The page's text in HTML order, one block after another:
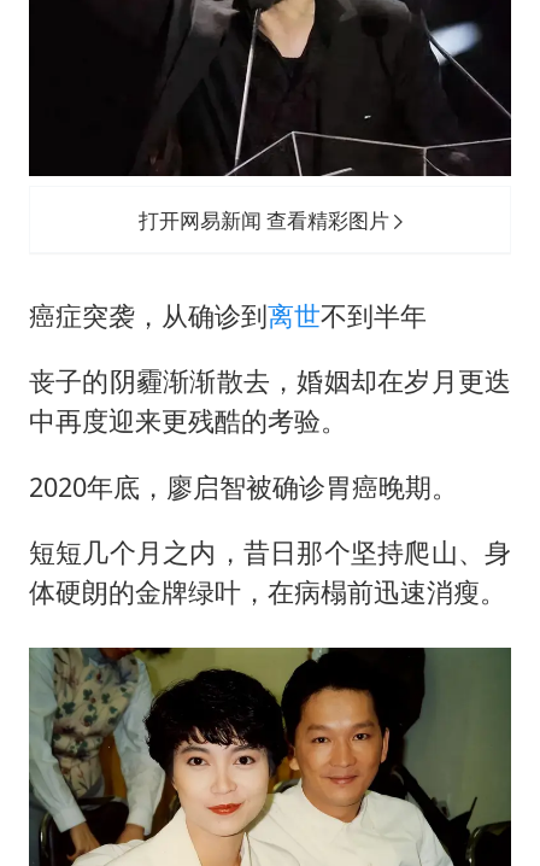
打开网易新闻 查看精彩图片
癌症突袭，从确诊到离世不到半年
丧子的阴霾渐渐散去，婚姻却在岁月更迭
中再度迎来更残酷的考验。
2020年底，廖启智被确诊胃癌晚期。
短短几个月之内，昔日那个坚持爬山、身
体硬朗的金牌绿叶，在病榻前迅速消瘦。